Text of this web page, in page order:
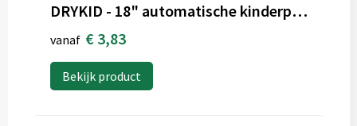
DRYKID - 18" automatische kinderparaplu
vanaf € 3,83
Bekijk product